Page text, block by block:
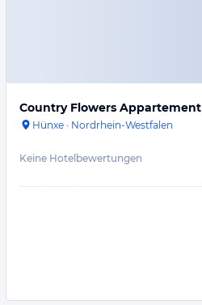
Country Flowers Appartement
Hünxe · Nordrhein-Westfalen
Keine Hotelbewertungen